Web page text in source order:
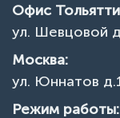
Офис
ул. Шевцовой
Москва:
ул. Юннатов
Режим работы: